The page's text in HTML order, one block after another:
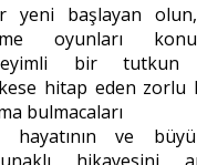
yeni başlayan
oyunları
bir tutkun
hitap eden zorlu
bulmacaları
hayatının ve